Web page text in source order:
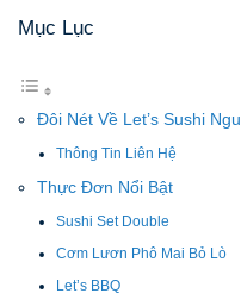
Mục Lục
Đôi Nét Về Let’s Sushi
Thông Tin Liên Hệ
Thực Đơn Nổi Bật
Sushi Set Double
Cơm Lươn Phô Mai Bỏ Lò
Let’s BBQ